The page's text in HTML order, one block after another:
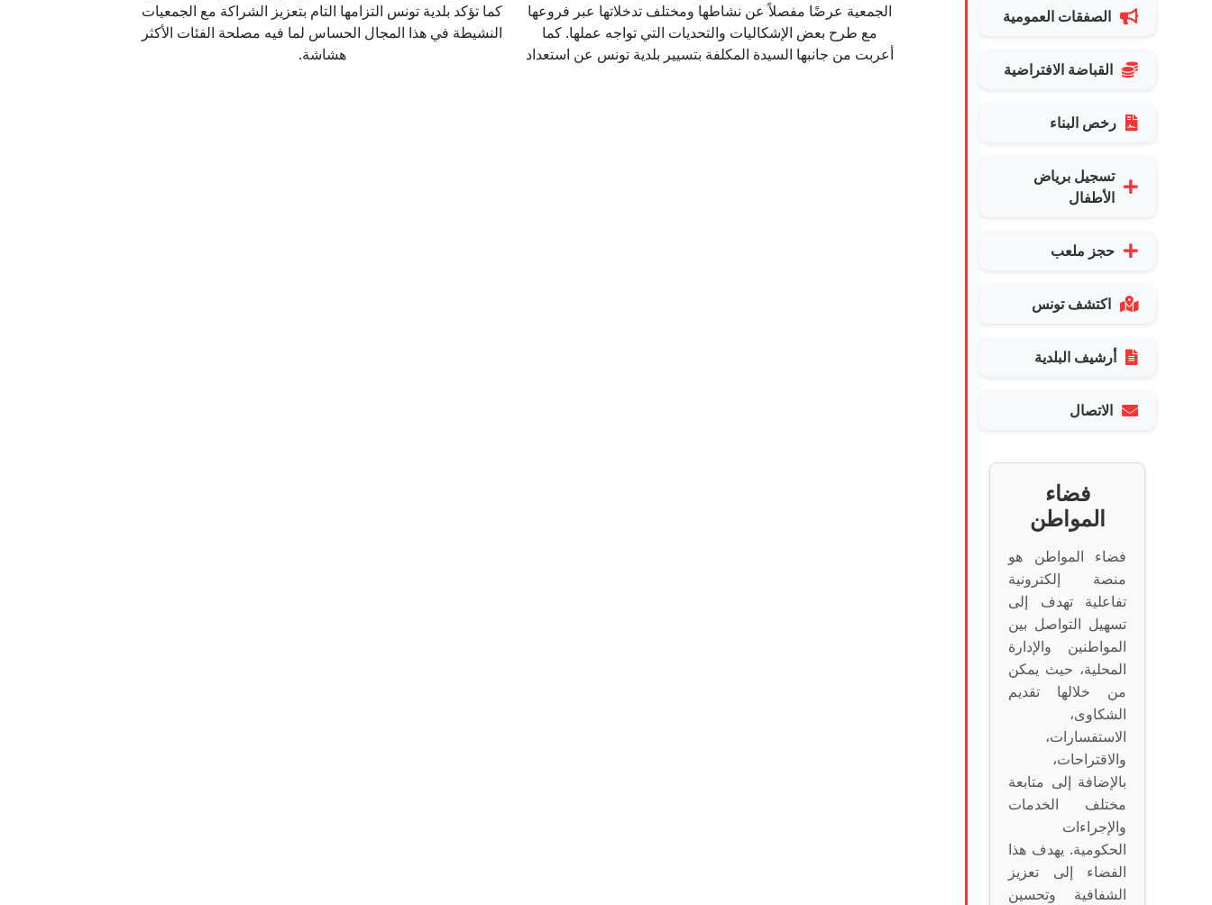
الصفقات العمومية
القباضة الافتراضية
رخص البناء
تسجيل برياض
الأطفال
حجز ملعب
اكتشف تونس
أرشيف البلدية
الاتصال
فضاء
المواطن
فضاء المواطن هو
منصة إلكترونية
تفاعلية تهدف إلى
تسهيل التواصل بين
المواطنين والإدارة
المحلية، حيث يمكن
من خلالها تقديم
الشكاوى،
الاستفسارات،
والاقتراحات،
بالإضافة إلى متابعة
مختلف الخدمات
والإجراءات
الحكومية. يهدف هذا
الفضاء إلى تعزيز
الشفافية وتحسين
الجمعية عرضًا مفصلاً عن نشاطها ومختلف تدخلاتها عبر فروعها
مع طرح بعض الإشكاليات والتحديات التي تواجه عملها. كما
أعربت من جانبها السيدة المكلفة بتسيير بلدية تونس عن استعداد
كما تؤكد بلدية تونس التزامها التام بتعزيز الشراكة مع الجمعيات
النشيطة في هذا المجال الحساس لما فيه مصلحة الفئات الأكثر
هشاشة.